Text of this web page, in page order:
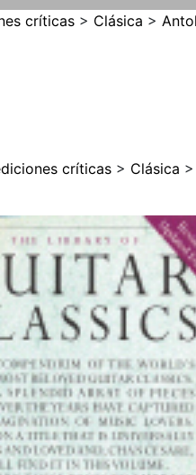
críticas > Clásica >
críticas > Clásica >